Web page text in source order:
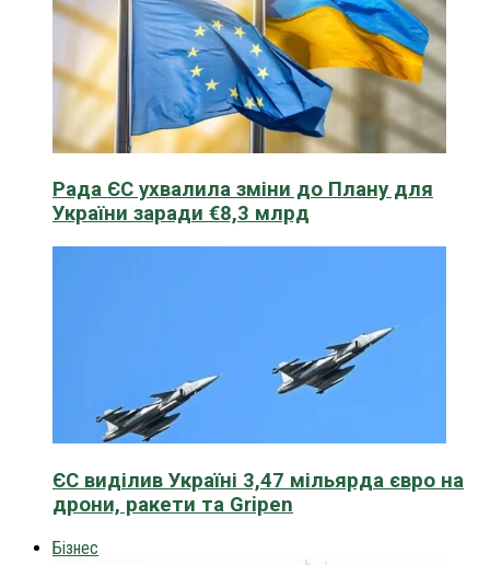
Рада ЄС ухвалила зміни до Плану для
України заради €8,3 млрд
ЄС виділив Україні 3,47 мільярда євро на
дрони, ракети та Gripen
Бізнес